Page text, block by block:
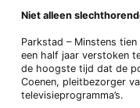
Niet alleen
Parkstad – Minstens
een half jaar verstoken
de hoogste tijd dat de
Coenen, pleitbezorger
televisieprogramma’s.